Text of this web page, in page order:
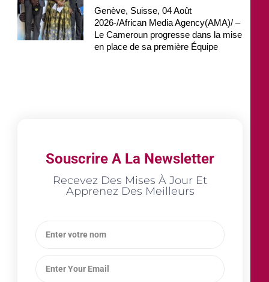
Genève, Suisse, 04 Août
2026-/African Media Agency(AMA)/ –
Le Cameroun progresse dans la mise
en place de sa première Équipe
Souscrire A La Newsletter
Recevez Des Mises À Jour Et
Apprenez Des Meilleurs